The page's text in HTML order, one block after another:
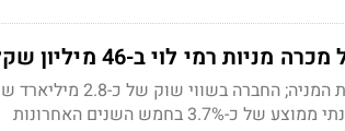
רמי לוי ב-46 מיליון שקל
המכירה בוצעה על רקע רמות השיא בהן נסחרת המניה; החברה בשווי